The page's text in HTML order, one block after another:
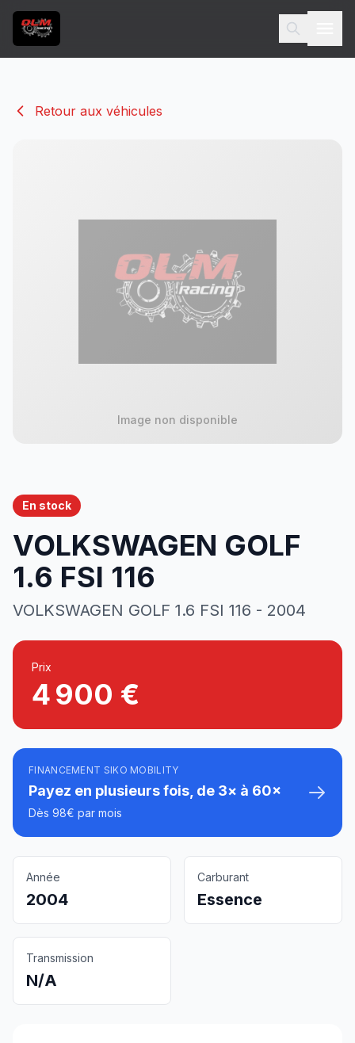
Retour aux véhicules
En stock
VOLKSWAGEN GOLF
1.6 FSI 116
VOLKSWAGEN GOLF 1.6 FSI 116 - 2004
Prix
4 900 €
FINANCEMENT SIKO MOBILITY
Payez en plusieurs fois, de 3× à 60×
Dès 98€ par mois
Année
2004
Carburant
Essence
Transmission
N/A